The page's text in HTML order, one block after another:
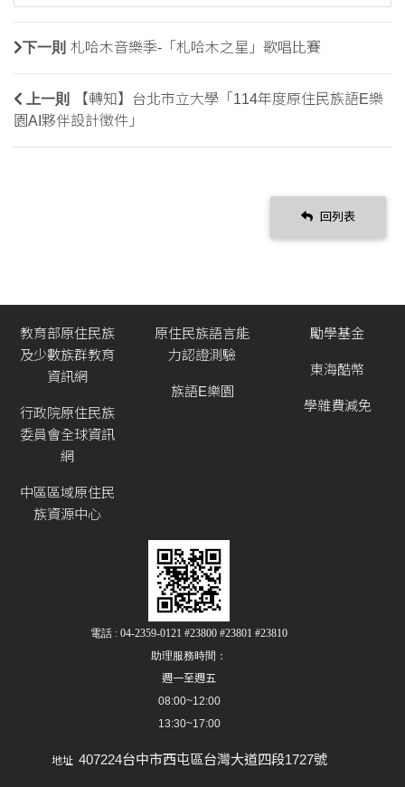
下一則 札哈木音樂季-「札哈木之星」歌唱比賽
上一則
【轉知】台北市立大學「114年度原住民族語E樂
園AI夥伴設計徵件」
回列表
教育部原住民族
及少數族群教育
資訊網
行政院原住民族
委員會全球資訊
網
中區區域原住民
族資源中心
原住民族語言能
力認證測驗
族語E樂園
勵學基金
東海酷幣
學雜費減免
電話 : 04-2359-0121 #23800 #23801 #23810
助理服務時間：
週一至週五
08:00~12:00
13:30~17:00
地址 407224台中市西屯區台灣大道四段1727號